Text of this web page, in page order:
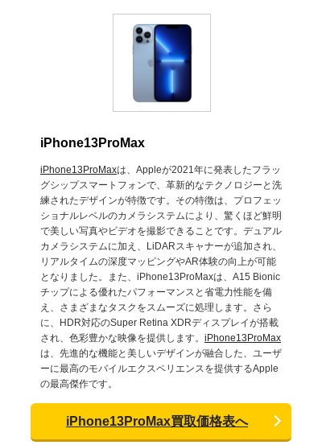
iPhone13ProMax
iPhone13ProMaxは、Appleが2021年に発表したフラッ
グシップスマートフォンで、革新的なテクノロジーと洗
練されたデザインが特徴です。その特徴は、プロフェッ
ショナルレベルのカメラシステムにより、驚くほど鮮明
で美しい写真やビデオを撮影できることです。デュアル
カメラシステムに加え、LiDARスキャナーが追加され、
リアルタイムの深度マッピングやAR体験の向上が可能
となりました。また、iPhone13ProMaxは、A15 Bionic
チップによる優れたパフォーマンスと省電力性能を備
え、さまざまなタスクをスムーズに処理します。さら
に、HDR対応のSuper Retina XDRディスプレイが搭載
され、色彩豊かな映像を提供します。 iPhone13ProMax
は、先進的な機能と美しいデザインが融合した、ユーザ
ーに最高のモバイルエクスペリエンスを提供するApple
の最高傑作です。
iPhone13ProMax買取価格表へ